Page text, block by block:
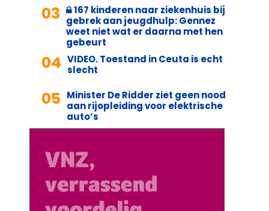
03
167 kinderen naar ziekenhuis bij
gebrek aan jeugdhulp: Gennez
weet niet wat er daarna met hen
gebeurt
04 VIDEO. Toestand in Ceuta is echt
slecht
05 Minister De Ridder ziet geen nood
aan rijopleiding voor elektrische
auto’s